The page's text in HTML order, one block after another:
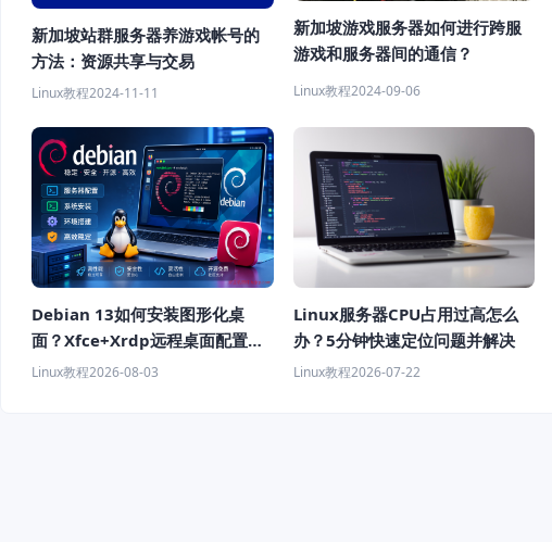
新加坡站群服务器养游戏帐号的
方法：资源共享与交易
Linux教程2024-11-11
新加坡游戏服务器如何进行跨服
游戏和服务器间的通信？
Linux教程2024-09-06
Debian 13如何安装图形化桌
面？Xfce+Xrdp远程桌面配置教
程
Linux教程2026-08-03
Linux服务器CPU占用过高怎么
办？5分钟快速定位问题并解决
Linux教程2026-07-22